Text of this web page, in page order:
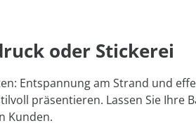
oder Stickerei
Entspannung am Strand und
präsentieren. Lassen Sie
Kunden.